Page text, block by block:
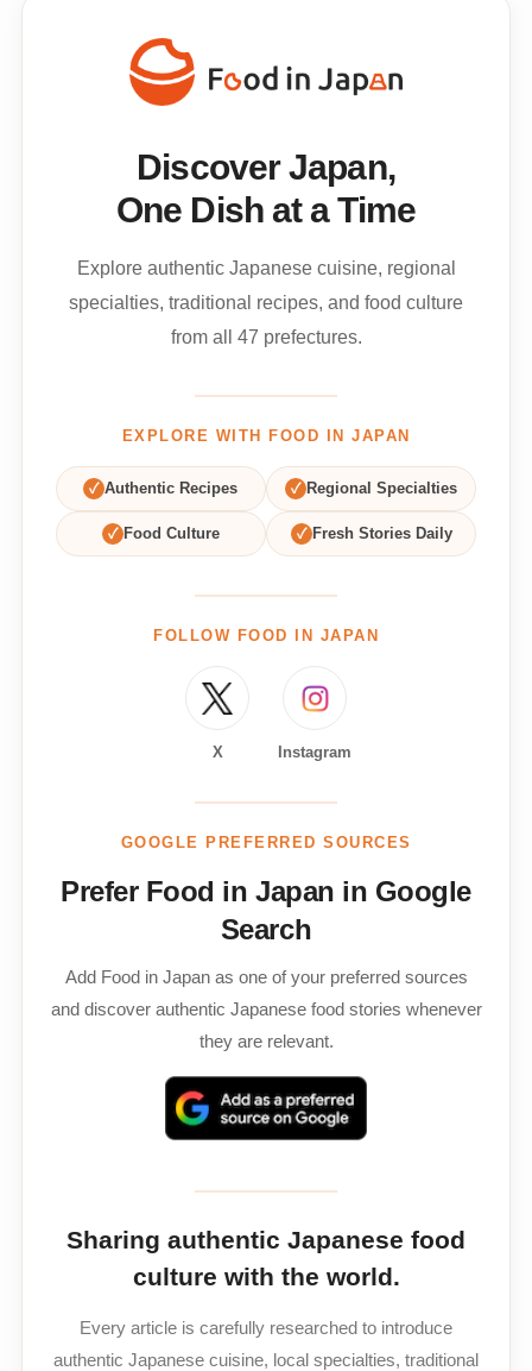
Discover Japan,
One Dish at a Time
Explore authentic Japanese cuisine, regional
specialties, traditional recipes, and food culture
from all 47 prefectures.
EXPLORE WITH FOOD IN JAPAN
✓ Authentic Recipes ✓ Regional Specialties
✓ Food Culture ✓ Fresh Stories Daily
FOLLOW FOOD IN JAPAN
X Instagram
GOOGLE PREFERRED SOURCES
Prefer Food in Japan in Google
Search
Add Food in Japan as one of your preferred sources
and discover authentic Japanese food stories whenever
they are relevant.
Sharing authentic Japanese food
culture with the world.
Every article is carefully researched to introduce
authentic Japanese cuisine, local specialties, traditional